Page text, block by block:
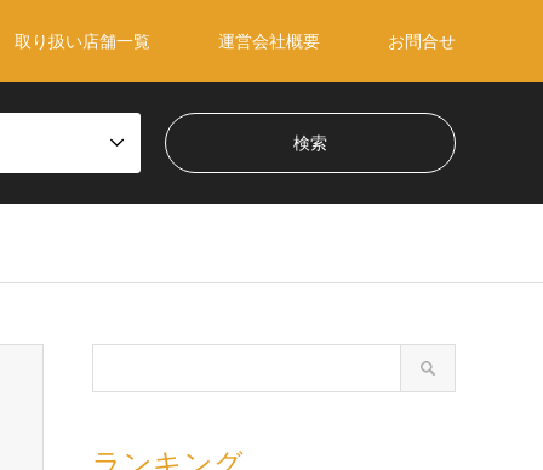
取り扱い店舗一覧 運営会社概要 お問合せ
ランキング